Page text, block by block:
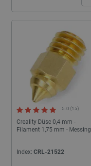
Creality Düse 0,4 mm -
Filament 1,75 mm - Messing
5.0 (15)
Index: CRL-21522